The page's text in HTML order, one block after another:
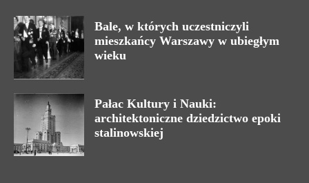
Bale, w których uczestniczyli
mieszkańcy Warszawy w ubiegłym
wieku
Pałac Kultury i Nauki:
architektoniczne dziedzictwo epoki
stalinowskiej